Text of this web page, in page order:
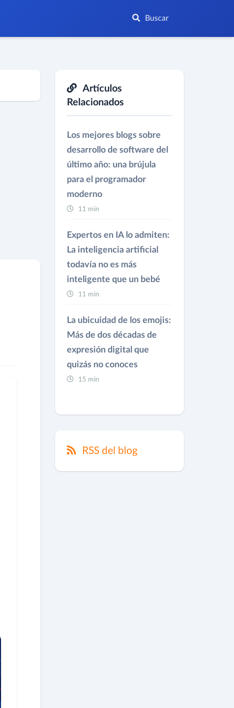
Buscar
Artículos
Relacionados
Los mejores blogs sobre
desarrollo de software del
último año: una brújula
para el programador
moderno
11 min
Expertos en IA lo admiten:
La inteligencia artificial
todavía no es más
inteligente que un bebé
11 min
La ubicuidad de los emojis:
Más de dos décadas de
expresión digital que
quizás no conoces
15 min
RSS del blog